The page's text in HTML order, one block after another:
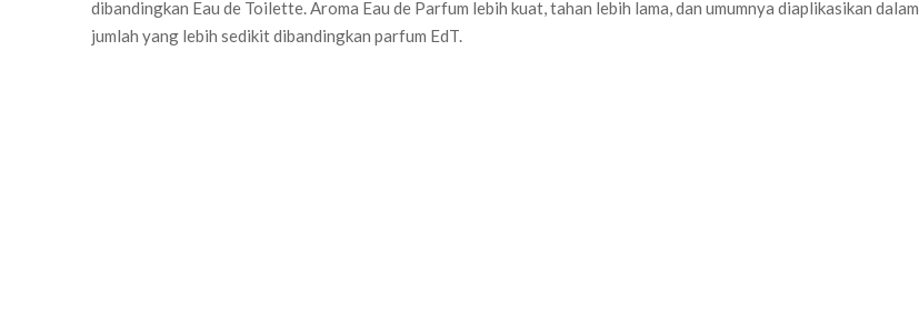
dibandingkan Eau de Toilette. Aroma Eau de Parfum lebih kuat, tahan lebih lama, dan umumnya diaplikasikan dalam
jumlah yang lebih sedikit dibandingkan parfum EdT.